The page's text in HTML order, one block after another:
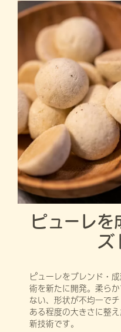
ピューレ
ズ
ピューレをブレンド・
術を新たに開発。柔ら
ない、形状が不均一で
ある程度の大きさに整
新技術です。